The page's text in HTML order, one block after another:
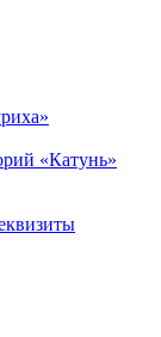
«Катунь»